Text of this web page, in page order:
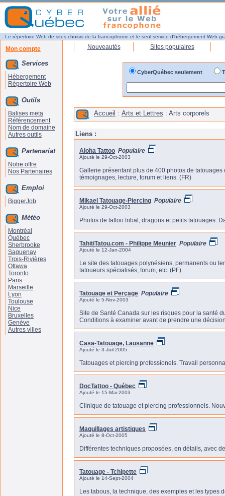
Le répertoire Web de sites choisis de la francophonie et le seul service d'hébergement Web
Mon compte
Services
Hébergement
Répertoire Web
Outils
Balises meta
Référencement
Nom de domaine
Autres outils
Partenariat
Notre offre
Nos Partenaires
Emploi
BiggerJob
Météo
Montréal
Québec
Sherbrooke
Saguenay
Trois-Rivières
Ottawa
Toronto
Paris
Marseille
Lyon
Toulouse
Nice
Bruxelles
Genève
Autres villes
Nouveautés Sites populaires
CyberQuébec seulement
Accueil : Arts et Lettres : Arts corporels
Liens :
Aloha Tattoo Populaire
Ajouté le 29-Oct-2003
Gallerie présentant plus de 400 photos de
témoignages, lecture, forum et liens. (FR)
Mikael Tatouage-Piercing Populaire
Ajouté le 29-Oct-2003
Photos de tattoo tribal, dragons et petits tatouages.
TahitiTatou.com - Philippe Meunier Populaire
Ajouté le 12-Jan-2004
Le site des tatouages polynésiens, permanents ou
tatoueurs spécialisés, forum, etc. (PF)
Tatouage et Perçage Populaire
Ajouté le 5-Nov-2003
Site de Santé Canada sur les risques pour la santé
Conditions à examiner avant de prendre une
Casa-Tatouage, Lausanne
Ajouté le 3-Juil-2005
Tatouages et piercing professionels. Travail
DocTattoo - Québec
Ajouté le 15-Mai-2003
Clinique de tatouage et piercing professionnels.
Maquillages artistiques
Ajouté le 8-Oct-2005
Différentes techniques proposées, en détails, avec
Tatouage - Tchipette
Ajouté le 14-Sept-2004
Les tabous, la technique, des exemples et les types